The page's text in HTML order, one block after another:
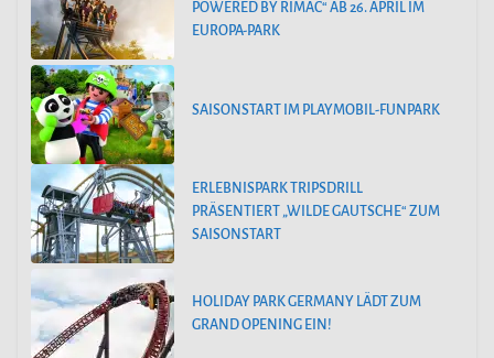
POWERED BY RIMAC“ AB 26. APRIL IM
EUROPA-PARK
SAISONSTART IM PLAYMOBIL-FUNPARK
ERLEBNISPARK TRIPSDRILL
PRÄSENTIERT „WILDE GAUTSCHE“ ZUM
SAISONSTART
HOLIDAY PARK GERMANY LÄDT ZUM
GRAND OPENING EIN!